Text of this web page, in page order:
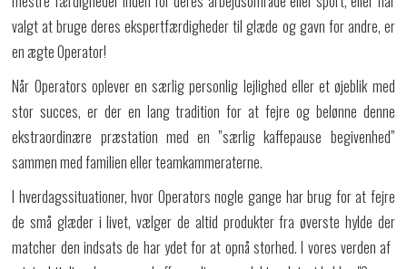
valgt at bruge deres ekspertfærdigheder til glæde og gavn for andre, er
en ægte Operator!
Når Operators oplever en særlig personlig lejlighed eller et øjeblik med
stor succes, er der en lang tradition for at fejre og belønne denne
ekstraordinære præstation med en ”særlig kaffepause begivenhed”
sammen med familien eller teamkammeraterne.
I hverdagssituationer, hvor Operators nogle gange har brug for at fejre
de små glæder i livet, vælger de altid produkter fra øverste hylde der
matcher den indsats de har ydet for at opnå storhed. I vores verden af ​​